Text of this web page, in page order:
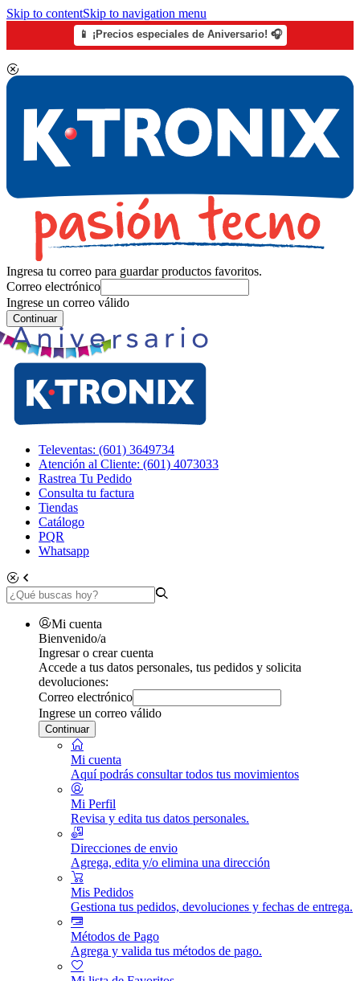
Skip to contentSkip to navigation menu
📱 ¡Precios especiales de Aniversario! 🎧
Ingresa tu correo para guardar productos favoritos.
Correo electrónico
Ingrese un correo válido
Continuar
Televentas: (601) 3649734
Atención al Cliente: (601) 4073033
Rastrea Tu Pedido
Consulta tu factura
Tiendas
Catálogo
PQR
Whatsapp
Mi cuenta
Bienvenido/a
Ingresar o crear cuenta
Accede a tus datos personales, tus pedidos y solicita
devoluciones:
Correo electrónico
Ingrese un correo válido
Continuar
Mi cuenta
Aquí podrás consultar todos tus movimientos
Mi Perfil
Revisa y edita tus datos personales.
Direcciones de envio
Agrega, edita y/o elimina una dirección
Mis Pedidos
Gestiona tus pedidos, devoluciones y fechas de entrega.
Métodos de Pago
Agrega y valida tus métodos de pago.